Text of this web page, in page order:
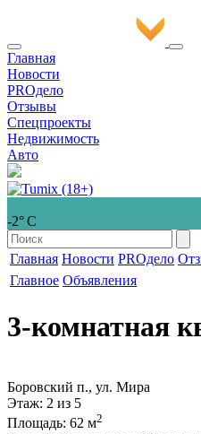
Главная
Новости
PROдело
Отзывы
Спецпроекты
Недвижимость
Авто
-2° С
Главная Новости PROдело
Главное Объявления
3-комнатная
Боровский п., ул. Мира
Этаж: 2 из 5
Площадь: 62 м2